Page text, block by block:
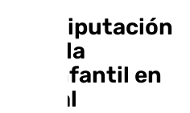
en Diputación
de la
de Infantil en